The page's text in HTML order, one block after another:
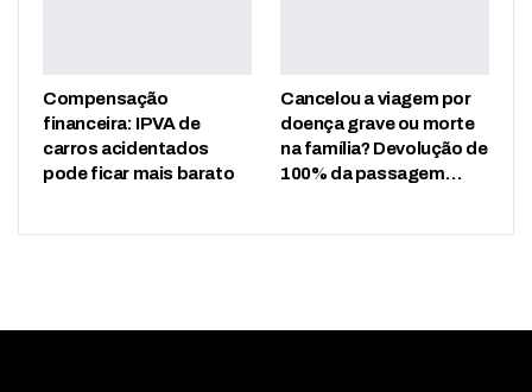
Compensação
financeira: IPVA de
carros acidentados
pode ficar mais barato
Cancelou a viagem por
doença grave ou morte
na família? Devolução de
100% da passagem…